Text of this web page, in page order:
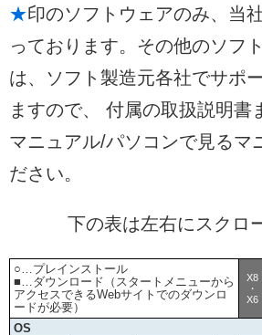
★印のソフトウェアのみ、当
っております。その他のソフ
は、ソフト製造元各社でサポ
ますので、 付属の取扱説明書
マニュアル/パソコンで見るマ
ださい。
下の表は左右にスクロ
○…プレインストール
■…ダウンロード（スタートメニューから
アクセスできるWebサイトでのダウンロ
ードが必要）
X8
・
X6
OS